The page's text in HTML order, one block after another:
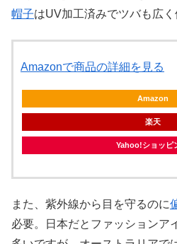
帽子はUV加工済みでツバも広
Amazonで商品の詳細を見る
Amazon
楽天
Yahoo!ショッピ
また、紫外線から目を守るのに
必要。日本だとファッションア